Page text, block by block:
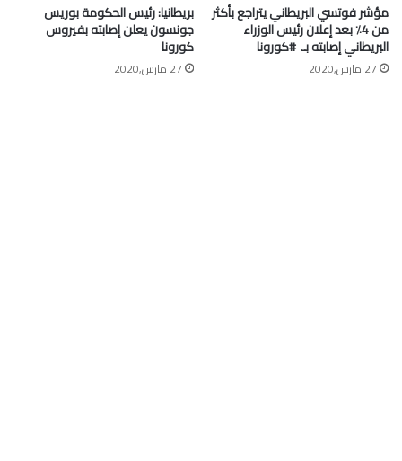
مؤشر فوتسي البريطاني يتراجع بأكثر
من 4٪ بعد إعلان رئيس الوزراء
البريطاني إصابته بـ ⁧ #كورونا⁩
27 مارس,2020
بريطانيا: رئيس الحكومة بوريس
جونسون يعلن إصابته بفيروس
كورونا
27 مارس,2020